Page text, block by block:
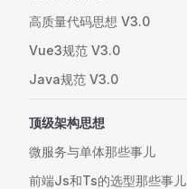
高质量代码思想 V3.0
Vue3规范 V3.0
Java规范 V3.0
顶级架构思想
微服务与单体那些事儿
前端Js和Ts的选型那些事儿